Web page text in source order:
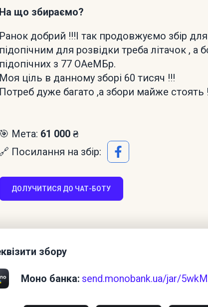
На що збираємо?
Ранок добрий !!!І так продовжуємо збір
підопічним для розвідки треба літачок , а
підопічних з 77 ОАеМБр.
Моя ціль в данному зборі 60 тисяч !!!
Потреб дуже багато ,а збори майже стоять
🎯 Мета: 61 000 ₴
🔗 Посилання на збір:
ДОЛУЧИТИСЯ ДО ЧАТ-БОТУ
збору
Моно банка: send.monobank.ua/jar/